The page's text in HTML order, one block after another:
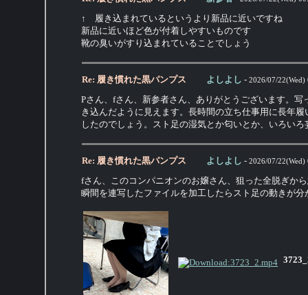
↑ 履き込まれているというより新品に近いですね
新品に近いほど色が付着しやすいものです
靴の臭いがすり込まれていることでしょう
Re: 履き慣れた黒パンプス よしよし - 2026/07/22(Wed)
Pさん、fさん、新参者さん、ありがとうございます。
き込んだように見えます。長時間の立ち仕事用に長年
したのでしょう。スト足の湿気とか匂いとか、いろい
Re: 履き慣れた黒パンプス よしよし - 2026/07/22(Wed)
fさん、このコンパニオンのお嬢さん、狙った全脱ぎか
瞬間を連写したファイルを加工したらスト足の動きが